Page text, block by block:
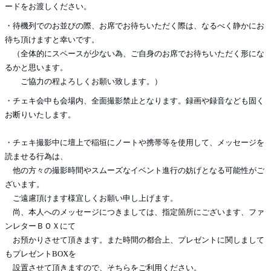
ードをお渡しください。
・待機列でのお並びの際、お席でお待ちいただく際は、なるべく静かにお
待ち頂けますと幸いです。
（全体的にスペースが少ない為、ご自身のお席でお待ちいただく形にな
るかと思います。
ご協力の程よろしくお願い致します。）
・チェキ会中も会場内、全面撮影禁止となります。録画や録音なども固く
お断りいたします。
・チェキ撮影中に壇上で稲垣にノートや携帯等を使用して、メッセージを
読ませる行為は、
他の方々の撮影時間やスムーズなイベント進行の妨げとなる可能性がご
ざいます。
ご遠慮頂けます様宜しくお願い申し上げます。
尚、本人へのメッセージにつきましては、指定箇所にございます、ファ
ンレターＢＯＸにて
お預かりさせて頂きます。また時間の都合上、プレゼントに関しまして
もプレゼントBOXを
設置させて頂きますので、そちらをご利用ください。